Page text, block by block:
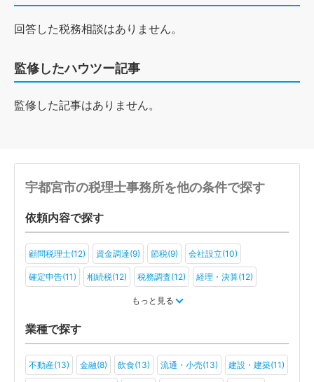
回答した税務相談はありません。
監修したハウツー記事
監修した記事はありません。
宇都宮市の税理士事務所を他の条件で探す
依頼内容で探す
顧問税理士(12) 資金調達(9) 節税(9) 会社設立(10)
確定申告(11) 相続税(12) 税務調査(12) 経理・決算(12)
もっと見る
業種で探す
不動産(13) 金融(8) 飲食(13) 流通・小売(13) 建設・建築(11)